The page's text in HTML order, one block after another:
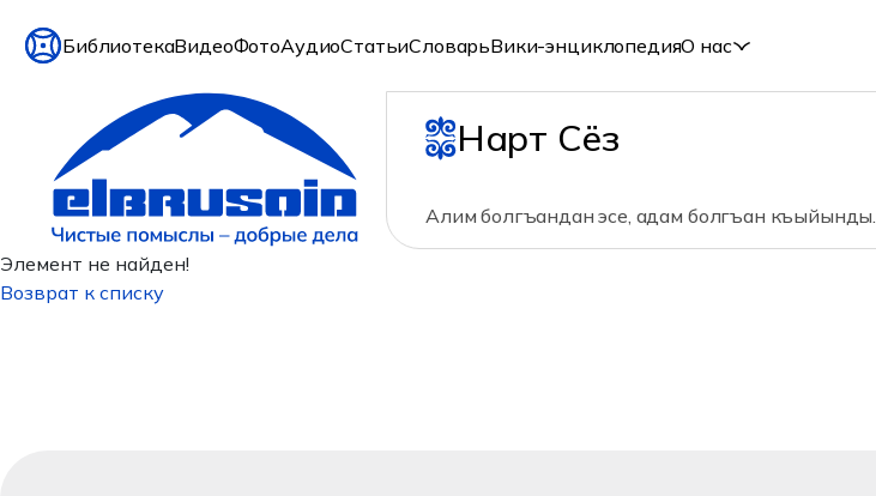
БиблиотекаВидеоФотоАудиоСтатьиСловарьВики-энциклопедияО нас
Нарт Сёз
Алим болгъандан эсе, адам болгъан къыйынды.
Элемент не найден!
Возврат к списку